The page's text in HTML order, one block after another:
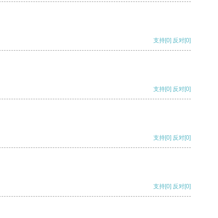
支持[0] 反对[0]
支持[0] 反对[0]
支持[0] 反对[0]
支持[0] 反对[0]